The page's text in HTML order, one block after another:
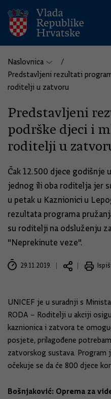
Naslovnica
Predstavljeni rezultati
roditelji u zatvoru
Predstavljeni
podrške djeci i
roditelji u
Čak 12.500 djece godišnje
jednog ili oba roditelja jer
u petak u Kaznionici u
rezultata programa
su roditelji na odsluženju
"Neprekinute veze".
29.11.2019.
UNICEF je u suradnji s
RODA – Roditelji u akciji
kaznionica i zatvora te
posjete, prilagođene
zatvorskog sustava. Program
očekuje se da će 800 djece
Bošnjaković: Oprema za